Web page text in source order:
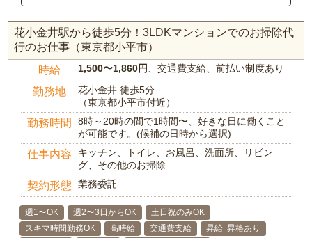
花小金井駅から徒歩5分！3LDKマンションでのお掃除代
行のお仕事（東京都小平市）
時給 1,500〜1,860円、交通費支給、前払い制度あり
勤務地
花小金井 徒歩5分
（東京都小平市付近）
勤務時間
8時～20時の間で1時間〜、好きな日に働くこと
が可能です。(候補の日時から選択)
仕事内容
キッチン、トイレ、お風呂、洗面所、リビン
グ、その他のお掃除
契約形態 業務委託
週1〜OK 週2〜3日からOK
土日祝のみOK
スキマ時間勤務OK
高時給 交通費支給
昇給･昇格あり